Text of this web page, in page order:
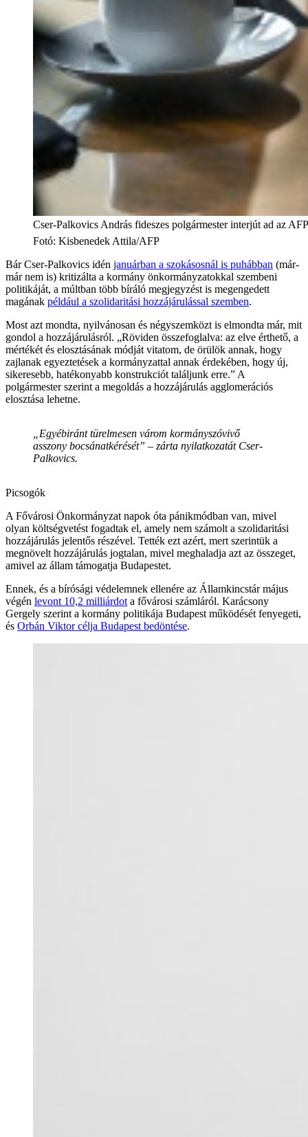
Cser-Palkovics András fideszes polgármester interjút ad az
Fotó: Kisbenedek Attila/AFP
Bár Cser-Palkovics idén januárban a szokásosnál is puhábban (már-
már nem is) kritizálta a kormány önkormányzatokkal szembeni
politikáját, a múltban több bíráló megjegyzést is megengedett
magának például a szolidaritási hozzájárulással szemben.
Most azt mondta, nyilvánosan és négyszemközt is elmondta már, mit
gondol a hozzájárulásról. „Röviden összefoglalva: az elve érthető, a
mértékét és elosztásának módját vitatom, de örülök annak, hogy
zajlanak egyeztetések a kormányzattal annak érdekében, hogy új,
sikeresebb, hatékonyabb konstrukciót találjunk erre.” A
polgármester szerint a megoldás a hozzájárulás agglomerációs
elosztása lehetne.
„Egyébiránt türelmesen várom kormányszóvivő
asszony bocsánatkérését” – zárta nyilatkozatát Cser-
Palkovics.
Picsogók
A Fővárosi Önkormányzat napok óta pánikmódban van, mivel
olyan költségvetést fogadtak el, amely nem számolt a szolidaritási
hozzájárulás jelentős részével. Tették ezt azért, mert szerintük a
megnövelt hozzájárulás jogtalan, mivel meghaladja azt az összeget,
amivel az állam támogatja Budapestet.
Ennek, és a bírósági védelemnek ellenére az Államkincstár május
végén levont 10,2 milliárdot a fővárosi számláról. Karácsony
Gergely szerint a kormány politikája Budapest működését fenyegeti,
és Orbán Viktor célja Budapest bedöntése.